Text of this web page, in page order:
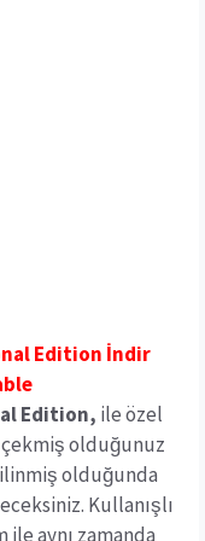
Edition İndir
Edition, ile özel
olduğunuz
olduğunda
Kullanışlı
aynı zamanda